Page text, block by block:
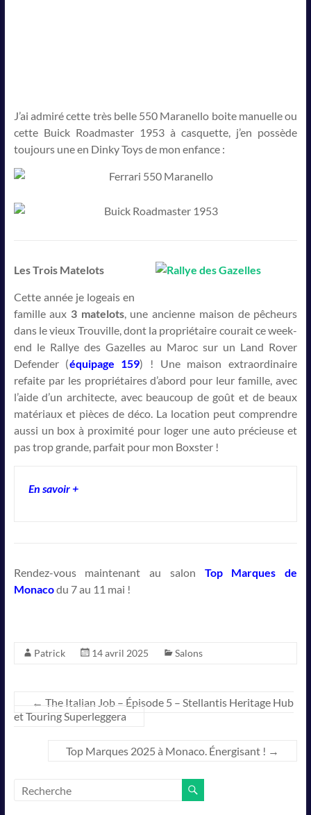
J’ai admiré cette très belle 550 Maranello boite manuelle ou
cette Buick Roadmaster 1953 à casquette, j’en possède
toujours une en Dinky Toys de mon enfance :
Les Trois Matelots
Cette année je logeais en
famille aux 3 matelots, une ancienne maison de pêcheurs
dans le vieux Trouville, dont la propriétaire courait ce week-
end le Rallye des Gazelles au Maroc sur un Land Rover
Defender (équipage 159) ! Une maison extraordinaire
refaite par les propriétaires d’abord pour leur famille, avec
l’aide d’un architecte, avec beaucoup de goût et de beaux
matériaux et pièces de déco. La location peut comprendre
aussi un box à proximité pour loger une auto précieuse et
pas trop grande, parfait pour mon Boxster !
En savoir +
Rendez-vous maintenant au salon Top Marques de
Monacodu 7 au 11 mai !
Patrick 14 avril 2025 Salons
← The Italian Job – Épisode 5 – Stellantis Heritage Hub
et Touring Superleggera
Top Marques 2025 à Monaco. Énergisant ! →